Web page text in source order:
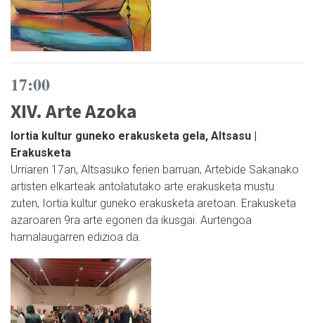
17:00
XIV. Arte Azoka
Iortia kultur guneko erakusketa gela, Altsasu |
Erakusketa
Urriaren 17an, Altsasuko ferien barruan, Artebide Sakanako
artisten elkarteak antolatutako arte erakusketa mustu
zuten, Iortia kultur guneko erakusketa aretoan. Erakusketa
azaroaren 9ra arte egonen da ikusgai. Aurtengoa
hamalaugarren edizioa da.